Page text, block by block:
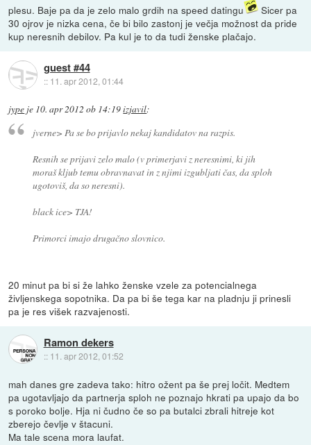
plesu. Baje pa da je zelo malo grdih na speed datingu
Sicer pa
30 ojrov je nizka cena, če bi bilo zastonj je večja možnost da pride
kup neresnih debilov. Pa kul je to da tudi ženske plačajo.
guest #44
:: 11. apr 2012, 01:44
jype je 10. apr 2012 ob 14:19izjavil:
jverne> Pa se bo prijavlo nekaj kandidatov na razpis.
Resnih se prijavi zelo malo (v primerjavi z neresnimi, ki jih
moraš kljub temu obravnavat in z njimi izgubljati čas, da sploh
ugotoviš, da so neresni).
black ice> TJA!
Primorci imajo drugačno slovnico.
20 minut pa bi si že lahko ženske vzele za potencialnega
življenskega sopotnika. Da pa bi še tega kar na pladnju ji prinesli
pa je res višek razvajenosti.
Ramon dekers
:: 11. apr 2012, 01:52
mah danes gre zadeva tako: hitro ožent pa še prej ločit. Medtem
pa ugotavljajo da partnerja sploh ne poznajo hkrati pa upajo da bo
s poroko bolje. Hja ni čudno če so pa butalci zbrali hitreje kot
zberejo čevlje v štacuni.
Ma tale scena mora laufat.